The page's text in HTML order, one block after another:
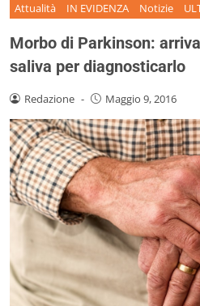
Attualità IN EVIDENZA Notizie
Morbo di Parkinson:
saliva per diagnosticarlo
Redazione - Maggio 9, 2016